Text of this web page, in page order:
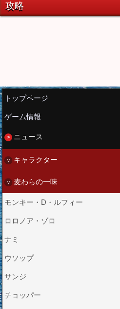
攻略
トップページ
ゲーム情報
ニュース
キャラクター
麦わらの一味
モンキー・D・ルフィー
ロロノア・ゾロ
ナミ
ウソップ
サンジ
チョッパー